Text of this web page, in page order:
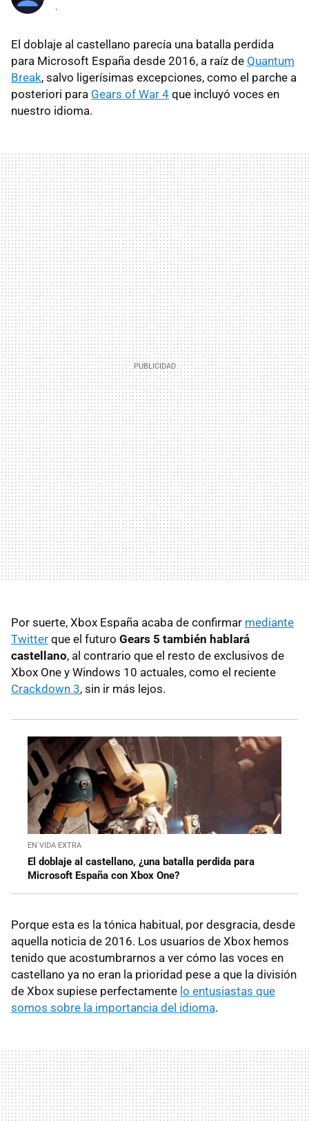
.
El doblaje al castellano parecía una batalla perdida
para Microsoft España desde 2016, a raíz de Quantum
Break, salvo ligerísimas excepciones, como el parche a
posteriori para Gears of War 4 que incluyó voces en
nuestro idioma.
Por suerte, Xbox España acaba de confirmar mediante
Twitter que el futuro Gears 5 también hablará
castellano, al contrario que el resto de exclusivos de
Xbox One y Windows 10 actuales, como el reciente
Crackdown 3, sin ir más lejos.
EN VIDA EXTRA
El doblaje al castellano, ¿una batalla perdida para
Microsoft España con Xbox One?
Porque esta es la tónica habitual, por desgracia, desde
aquella noticia de 2016. Los usuarios de Xbox hemos
tenido que acostumbrarnos a ver cómo las voces en
castellano ya no eran la prioridad pese a que la división
de Xbox supiese perfectamente lo entusiastas que
somos sobre la importancia del idioma.